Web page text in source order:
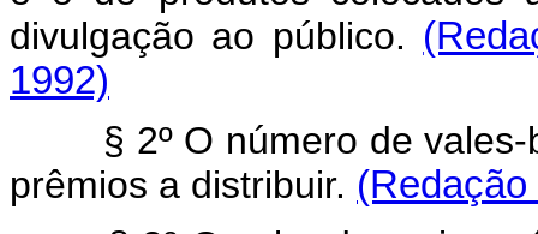
divulgação ao público.
1992)
§ 2º O número de vales-
prêmios a distribuir.